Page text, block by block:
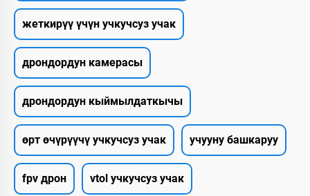
жеткирүү үчүн учкучсуз учак
дрондордун камерасы
дрондордун кыймылдаткычы
өрт өчүрүүчү учкучсуз учак учууну башкаруу
fpv дрон vtol учкучсуз учак